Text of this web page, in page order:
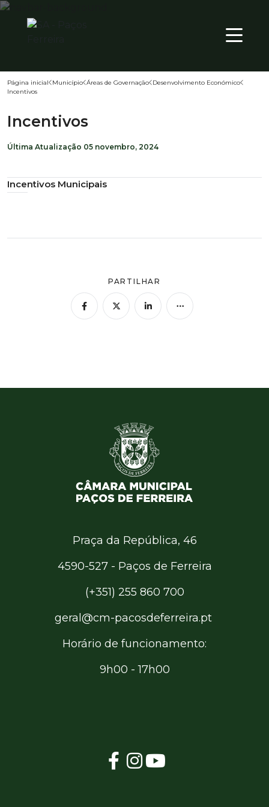
Território
Município
Atualidade
22º PT
Página inicial Município Áreas de Governação Desenvolvimento Económico
Incentivos
Incentivos
Última Atualização 05 novembro, 2024
Incentivos Municipais
PARTILHAR
Praça da República, 46
4590-527 - Paços de Ferreira
(+351) 255 860 700
geral@cm-pacosdeferreira.pt
Horário de funcionamento:
9h00 - 17h00